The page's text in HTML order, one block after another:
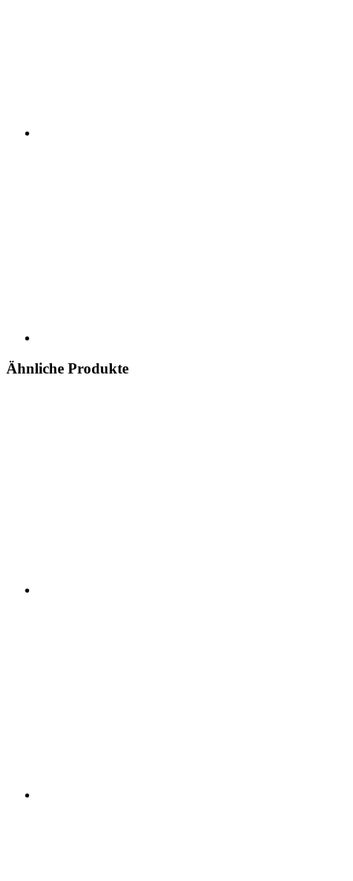
Ähnliche Produkte